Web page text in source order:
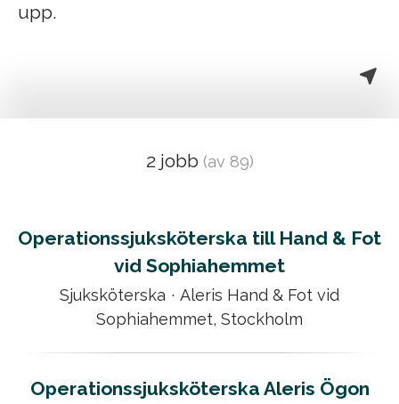
upp.
2 jobb (av 89)
Operationssjuksköterska till Hand & Fot
vid Sophiahemmet
Sjuksköterska · Aleris Hand & Fot vid
Sophiahemmet, Stockholm
Operationssjuksköterska Aleris Ögon